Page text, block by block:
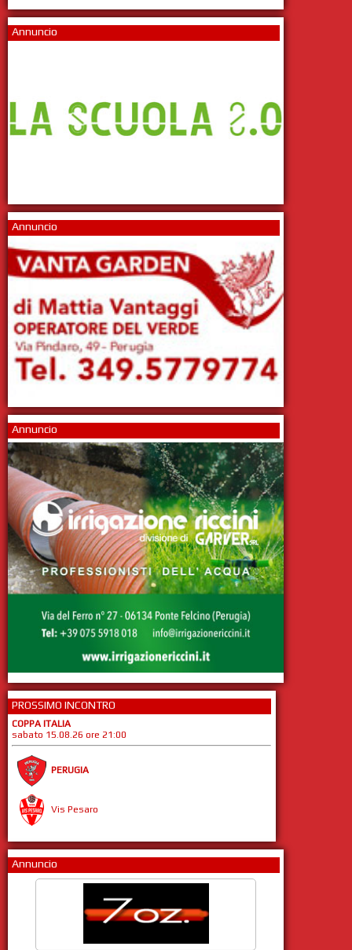
Annuncio
Annuncio
Annuncio
PROSSIMO INCONTRO
COPPA ITALIA
sabato 15.08.26 ore 21:00
PERUGIA
Vis Pesaro
Annuncio